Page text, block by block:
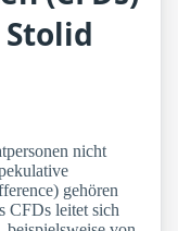
nicht
gehören
CFDs leitet sich